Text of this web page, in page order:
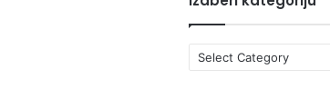
Izaberi
kategoriju